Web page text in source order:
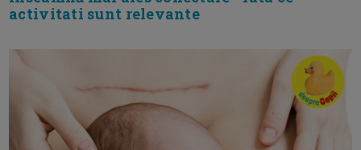
activitati sunt relevante